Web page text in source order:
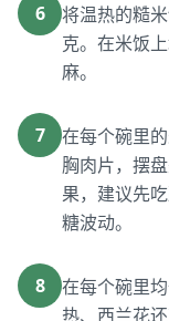
6
将温热的糙
克。在米饭
麻。
7
在每个碗里
胸肉片，摆
果，建议先
糖波动。
8
在每个碗里
热、西兰花